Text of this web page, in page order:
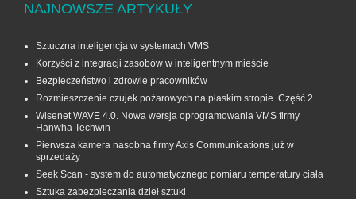
NAJNOWSZE ARTYKUŁY
Sztuczna inteligencja w systemach VMS
Korzyści z integracji zasobów w inteligentnym mieście
Bezpieczeństwo i zdrowie pracowników
Rozmieszczenie czujek pożarowych na płaskim stropie. Część 2
Wisenet WAVE 4.0. Nowa wersja oprogramowania VMS firmy
Hanwha Techwin
Pierwsza kamera nasobna firmy Axis Communications już w
sprzedaży
Seek Scan - system do automatycznego pomiaru temperatury ciała
Sztuka zabezpieczania dzieł sztuki